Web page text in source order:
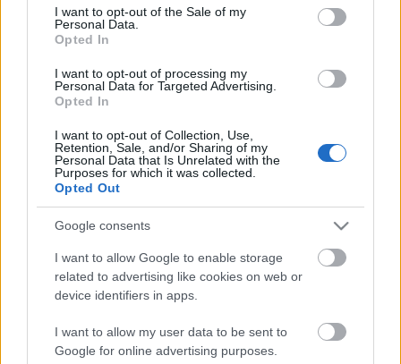
consent section.
I want to opt-out of the Sale of my
Personal Data.
Opted In
I want to opt-out of processing my
Personal Data for Targeted Advertising.
Opted In
I want to opt-out of Collection, Use,
Retention, Sale, and/or Sharing of my
Personal Data that Is Unrelated with the
Purposes for which it was collected.
Opted Out
Google consents
I want to allow Google to enable storage
related to advertising like cookies on web or
device identifiers in apps.
I want to allow my user data to be sent to
Google for online advertising purposes.
További
info: http://www.kickstarter.com/projects/
the-magic-happens-a-new-documentary
A hét idézete
"Anyone who thinks that the magic is in the props
should take apart a piano to find the music."
Ismeretlen
Breiner Tamás: A médium hagyatéka
- február 27.